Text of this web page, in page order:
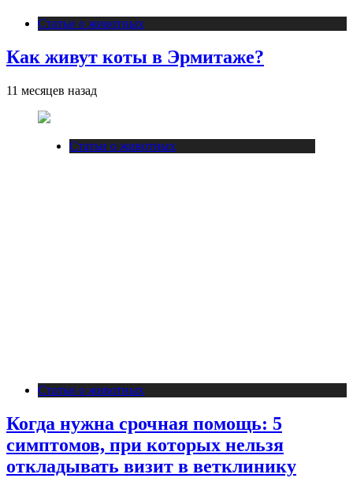
Статьи о животных
Как живут коты в Эрмитаже?
11 месяцев назад
Статьи о животных
Статьи о животных
Когда нужна срочная помощь: 5
симптомов, при которых нельзя
откладывать визит в ветклинику